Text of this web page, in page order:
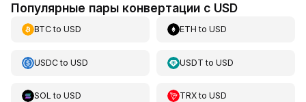
Популярные пары конвертации с USD
BTCto USD ETH toUSD
USDCto USD USDT toUSD
SOL to USD TRXtoUSD